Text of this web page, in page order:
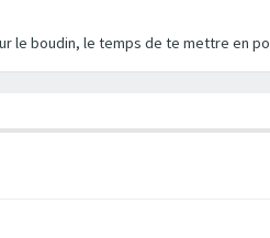
le boudin, le temps de te mettre en